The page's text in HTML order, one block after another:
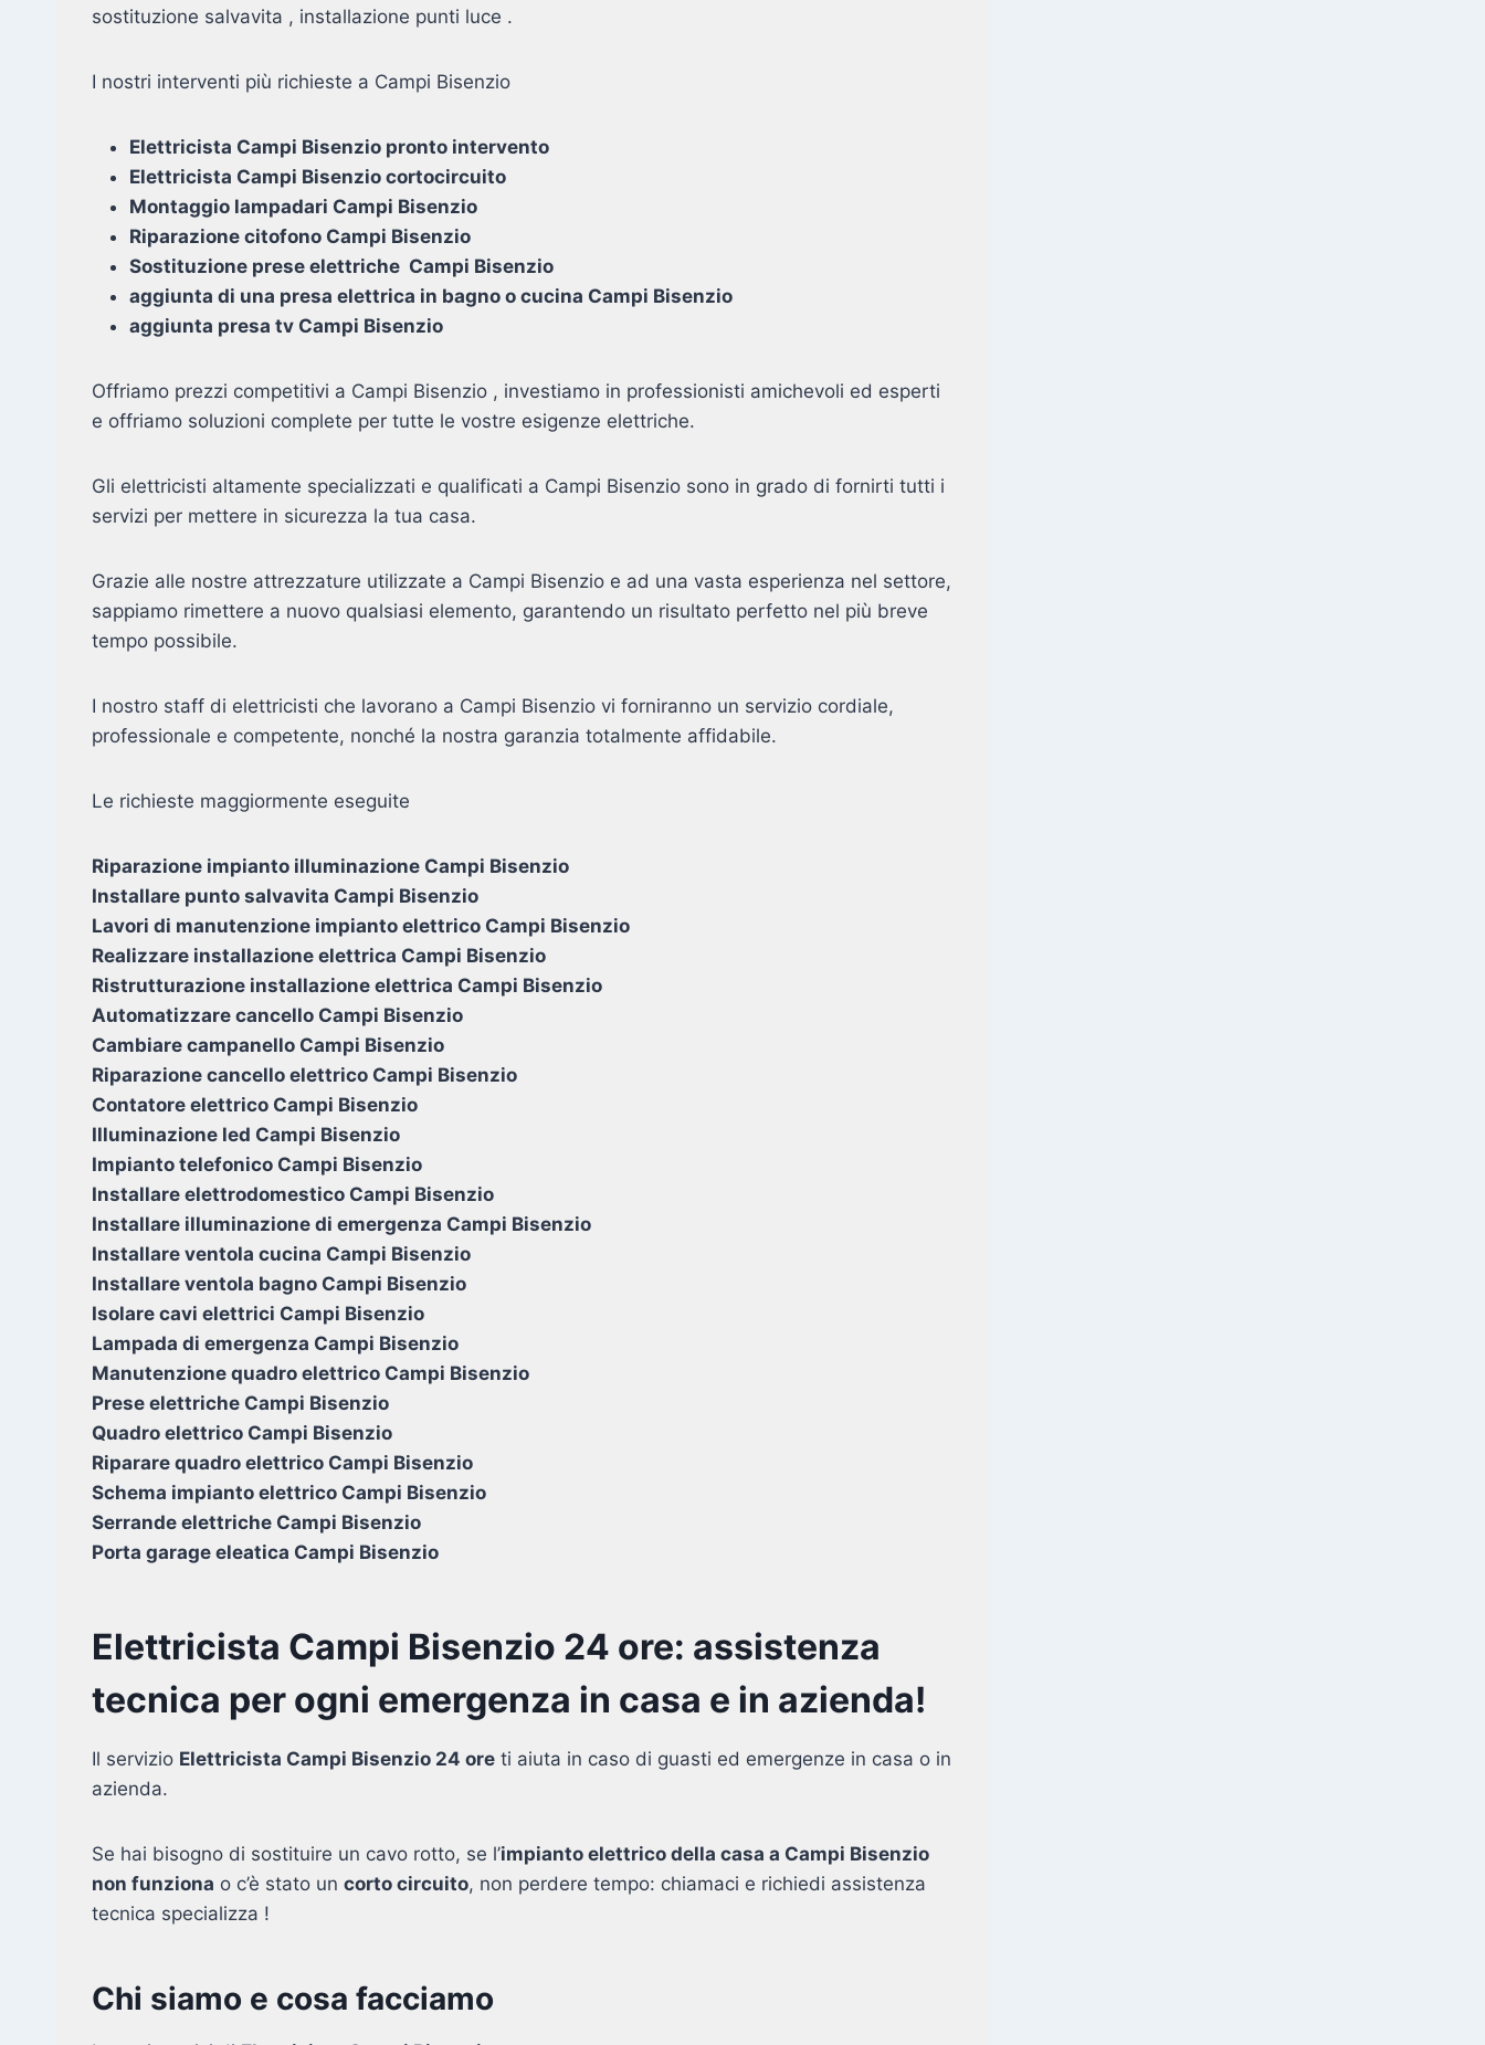
sostituzione salvavita , installazione punti luce .
I nostri interventi più richieste a Campi Bisenzio
Elettricista Campi Bisenzio pronto intervento
Elettricista Campi Bisenzio cortocircuito
Montaggio lampadari Campi Bisenzio
Riparazione citofono Campi Bisenzio
Sostituzione prese elettriche Campi Bisenzio
aggiunta di una presa elettrica in bagno o cucina Campi Bisenzio
aggiunta presa tv Campi Bisenzio
Offriamo prezzi competitivi a Campi Bisenzio , investiamo in professionisti amichevoli ed esperti
e offriamo soluzioni complete per tutte le vostre esigenze elettriche.
Gli elettricisti altamente specializzati e qualificati a Campi Bisenzio sono in grado di fornirti tutti i
servizi per mettere in sicurezza la tua casa.
Grazie alle nostre attrezzature utilizzate a Campi Bisenzio e ad una vasta esperienza nel settore,
sappiamo rimettere a nuovo qualsiasi elemento, garantendo un risultato perfetto nel più breve
tempo possibile.
I nostro staff di elettricisti che lavorano a Campi Bisenzio vi forniranno un servizio cordiale,
professionale e competente, nonché la nostra garanzia totalmente affidabile.
Le richieste maggiormente eseguite
Riparazione impianto illuminazione Campi Bisenzio
Installare punto salvavita Campi Bisenzio
Lavori di manutenzione impianto elettrico Campi Bisenzio
Realizzare installazione elettrica Campi Bisenzio
Ristrutturazione installazione elettrica Campi Bisenzio
Automatizzare cancello Campi Bisenzio
Cambiare campanello Campi Bisenzio
Riparazione cancello elettrico Campi Bisenzio
Contatore elettrico Campi Bisenzio
Illuminazione led Campi Bisenzio
Impianto telefonico Campi Bisenzio
Installare elettrodomestico Campi Bisenzio
Installare illuminazione di emergenza Campi Bisenzio
Installare ventola cucina Campi Bisenzio
Installare ventola bagno Campi Bisenzio
Isolare cavi elettrici Campi Bisenzio
Lampada di emergenza Campi Bisenzio
Manutenzione quadro elettrico Campi Bisenzio
Prese elettriche Campi Bisenzio
Quadro elettrico Campi Bisenzio
Riparare quadro elettrico Campi Bisenzio
Schema impianto elettrico Campi Bisenzio
Serrande elettriche Campi Bisenzio
Porta garage eleatica Campi Bisenzio
Elettricista Campi Bisenzio 24 ore: assistenza
tecnica per ogni emergenza in casa e in azienda!
Il servizio Elettricista Campi Bisenzio 24 ore ti aiuta in caso di guasti ed emergenze in casa o in
azienda.
Se hai bisogno di sostituire un cavo rotto, se l’impianto elettrico della casa a Campi Bisenzio
non funziona o c’è stato un corto circuito, non perdere tempo: chiamaci e richiedi assistenza
tecnica specializza !
Chi siamo e cosa facciamo